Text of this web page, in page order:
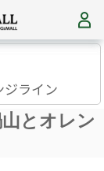
ライン
とオレン